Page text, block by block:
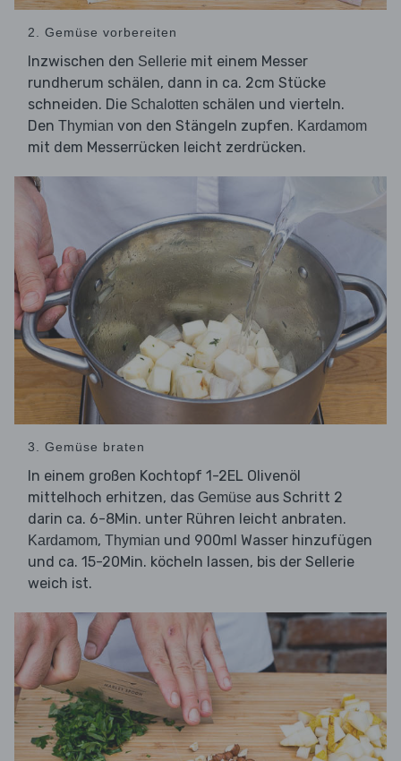
2. Gemüse vorbereiten
Inzwischen den Sellerie mit einem Messer
rundherum schälen, dann in ca. 2cm Stücke
schneiden. Die Schalotten schälen und vierteln.
Den Thymian von den Stängeln zupfen. Kardamom
mit dem Messerrücken leicht zerdrücken.
3. Gemüse braten
In einem großen Kochtopf 1-2EL Olivenöl
mittelhoch erhitzen, das Gemüse aus Schritt 2
darin ca. 6-8Min. unter Rühren leicht anbraten.
Kardamom, Thymian und 900ml Wasser hinzufügen
und ca. 15-20Min. köcheln lassen, bis der Sellerie
weich ist.